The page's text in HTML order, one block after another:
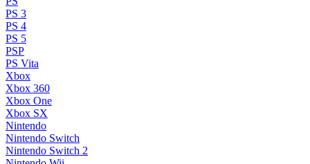
PS 3
PS 4
PS 5
PSP
PS Vita
Xbox
Xbox 360
Xbox One
Xbox SX
Nintendo
Nintendo Switch
Nintendo Switch 2